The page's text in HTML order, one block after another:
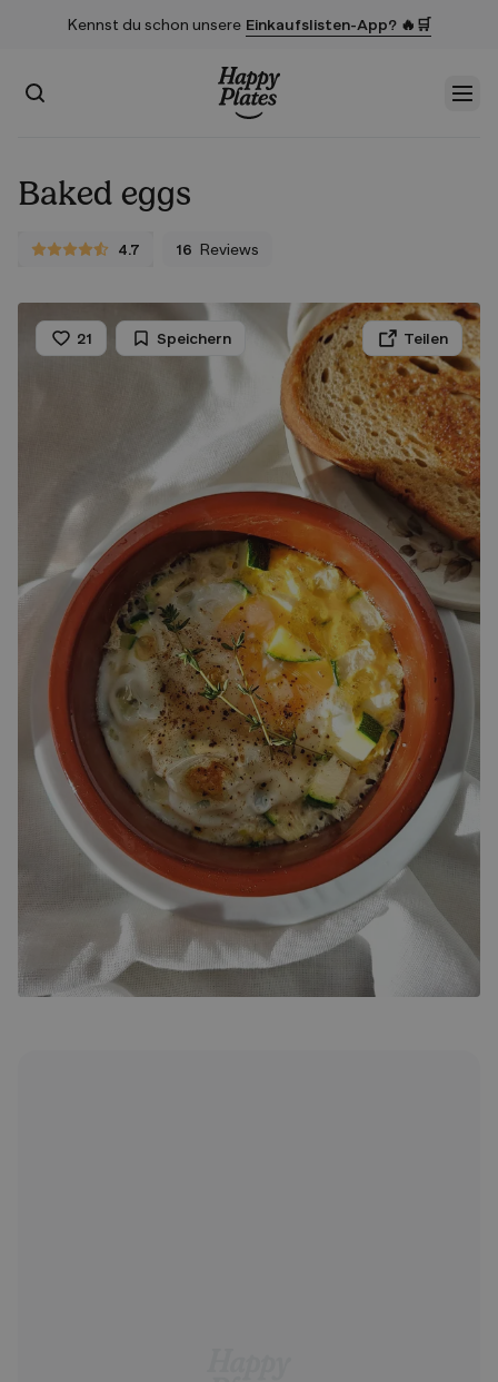
Kennst du schon unsere Einkaufslisten-App? 🔥🛒
Suchen
Baked eggs
4.7
4.7 von 5 Sternen 16 Reviews
21
Liken
Speichern Teilen